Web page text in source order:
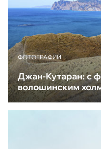
ФОТОГРАФИИ
Джан-Кутаран: с
волошинским